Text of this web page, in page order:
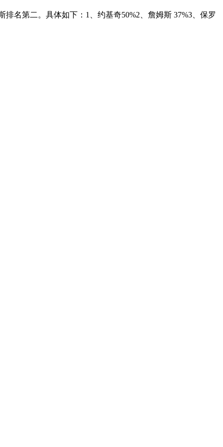
名第二。具体如下：1、约基奇50%2、詹姆斯 37%3、保罗